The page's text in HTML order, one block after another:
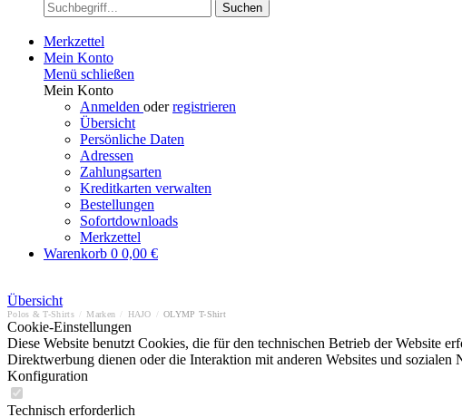
Suchen
Merkzettel
Mein Konto
Menü schließen
Mein Konto
Anmelden oderregistrieren
Übersicht
Persönliche Daten
Adressen
Zahlungsarten
Kreditkarten verwalten
Bestellungen
Sofortdownloads
Merkzettel
Warenkorb 0 0,00 €
Übersicht
Polos & T-Shirts Marken HAJO OLYMP T-Shirt
Cookie-Einstellungen
Diese Website benutzt Cookies, die für den technischen Betrieb der Website
Direktwerbung dienen oder die Interaktion mit anderen Websites und
Konfiguration
Technisch erforderlich